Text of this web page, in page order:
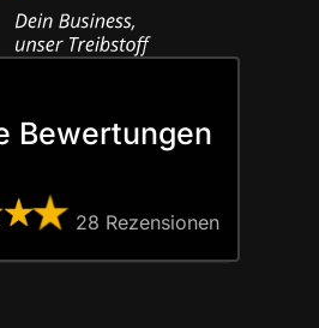
Bewertungen
28 Rezen­sio­nen